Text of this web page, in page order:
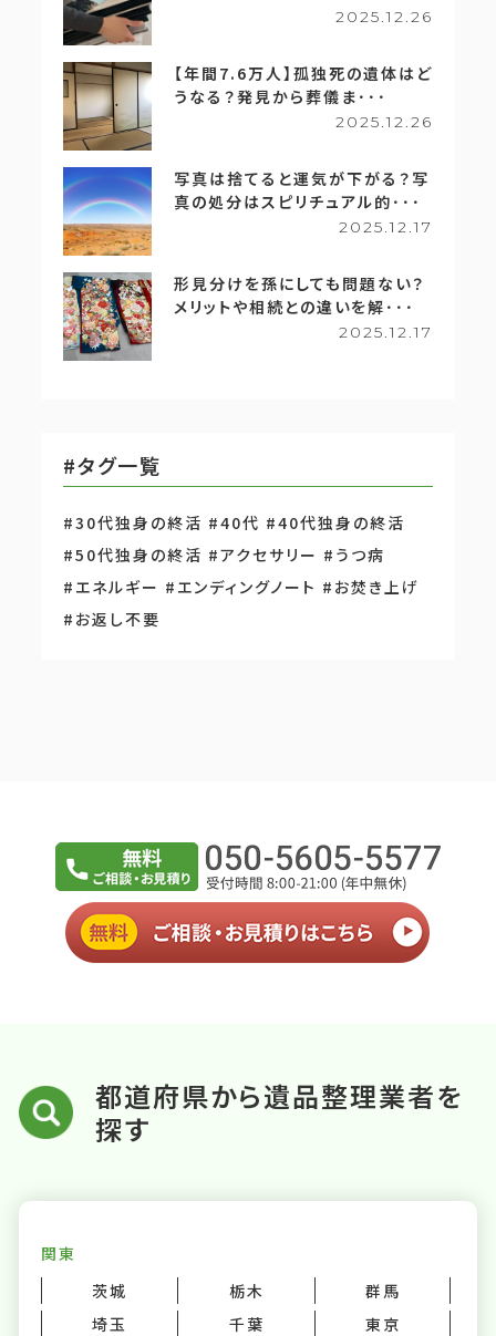
2025.12.26
【年間7.6万人】孤独死の遺体はど
うなる？発見から葬儀ま･･･
2025.12.26
写真は捨てると運気が下がる？写
真の処分はスピリチュアル的･･･
2025.12.17
形見分けを孫にしても問題ない？
メリットや相続との違いを解･･･
2025.12.17
#タグ一覧
#30代独身の終活 #40代 #40代独身の終活
#50代独身の終活 #アクセサリー #うつ病
#エネルギー #エンディングノート #お焚き上げ
#お返し不要
都道府県から遺品整理業者を
探す
関東
茨城
栃木
群馬
埼玉
千葉
東京